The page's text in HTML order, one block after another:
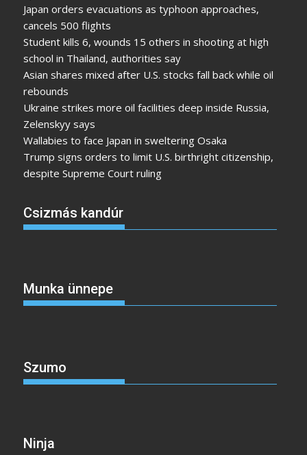
Japan orders evacuations as typhoon approaches,
cancels 500 flights
Student kills 6, wounds 15 others in shooting at high
school in Thailand, authorities say
Asian shares mixed after U.S. stocks fall back while oil
rebounds
Ukraine strikes more oil facilities deep inside Russia,
Zelenskyy says
Wallabies to face Japan in sweltering Osaka
Trump signs orders to limit U.S. birthright citizenship,
despite Supreme Court ruling
Csizmás kandúr
Munka ünnepe
Szumo
Ninja